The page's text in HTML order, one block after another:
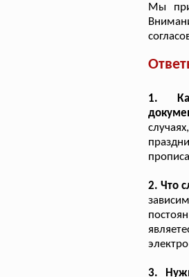
Мы
1.
2. Что
3.